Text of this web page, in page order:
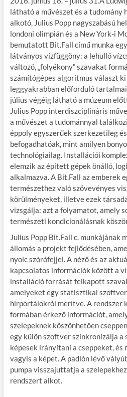
e
b
o
o
k
itt
er
ail m
bl
r
er
es
t
látható a művészet és a
alkotó, Julius Popp nagyszabású
londoni olimpián és a New York-i
bemutatott Bit.Fall című munka
látványos vízfüggöny: a lehulló
változó, „folyékony” szavakat
számítógépes algoritmus választ
leggyakrabban előforduló
július végéig látható a múzeum
Julius Popp interdiszciplináris
a művészet a tudománnyal
éppoly egyszerűek szerkezetileg
befogadhatóak, mint amilyen
technológiailag. Installációi
elemzik az épített gépek önálló,
alkalmazva. A Bit.Fall az emberek
természethez való szövevényes
körülményeket, illetve ezek
vizsgálja: azt a folyamatot, amely
természeti kondicionálásnak
Julius Popp Bit.Fall c. munkájának
állomás a projekt fejlődésében,
nyolc szórófejjel. A néző és az
kapcsolatos információk között a
installáció forrását felkapott
amelyeket egy statisztikai
hírportálokról merítve. A rendszer
formában érkező információt,
szelepeknek köszönhetően
egy külön szoftver szinkronizálja a
képesek irányítani a cseppeket,
vagyis a képet. A padlón lévő
pumpa visszajuttatja a
rendszert alkot.